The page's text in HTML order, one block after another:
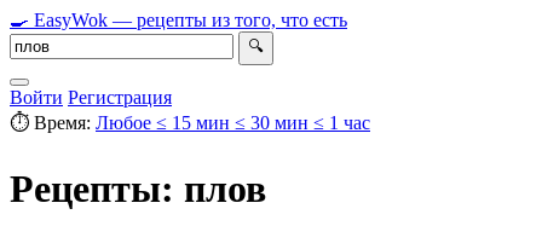
🍳 EasyWok — рецепты из того, что есть
🔍
Войти Регистрация
⏱ Время: Любое ≤ 15 мин ≤ 30 мин ≤ 1 час
Рецепты: плов